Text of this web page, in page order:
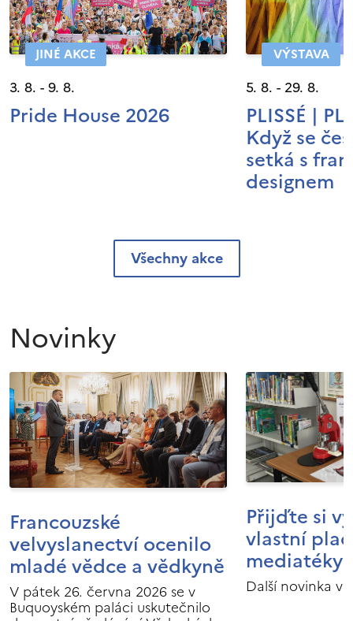
JINÉ AKCE
3. 8. - 9. 8.
Pride House 2026
VÝSTAVA
5. 8. - 29. 8.
PLISSÉ |
Když se
setká s
designem
Všechny akce
Novinky
Francouzské
velvyslanectví ocenilo
mladé vědce a vědkyně
V pátek 26. června 2026 se v
Buquoyském paláci uskutečnilo
Přijďte si
vlastní
mediatéky
Další novinka v